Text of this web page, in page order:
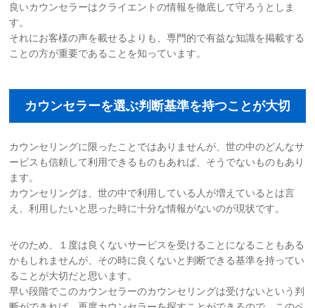
良いカウンセラーはクライエントの情報を徹底して守ろうとしま
す。
それにお客様の声を載せるよりも、専門的で有益な知識を掲載する
ことの方が重要であることを知っています。
カウンセラーを選ぶ判断基準を持つことが大切
カウンセリングに限ったことではありませんが、世の中のどんなサ
ービスも信頼して利用できるものもあれば、そうでないものもあり
ます。
カウンセリングは、世の中で利用している人が増えているとは言
え、利用したいと思った時に十分な情報がないのが現状です。
そのため、１度は良くないサービスを受けることになることもある
かもしれませんが、その時に良くないと判断できる基準を持ってい
ることが大切だと思います。
早い段階でこのカウンセラーのカウンセリングは受けないという判